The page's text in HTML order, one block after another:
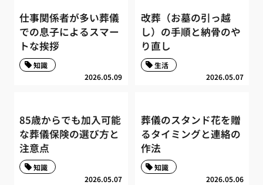
仕事関係者が多い葬儀
での息子によるスマー
トな挨拶
2026.05.09
知識
改葬（お墓の引っ越
し）の手順と納骨のや
り直し
2026.05.07
生活
85歳からでも加入可能
な葬儀保険の選び方と
注意点
2026.05.07
知識
葬儀のスタンド花を贈
るタイミングと連絡の
作法
2026.05.06
知識